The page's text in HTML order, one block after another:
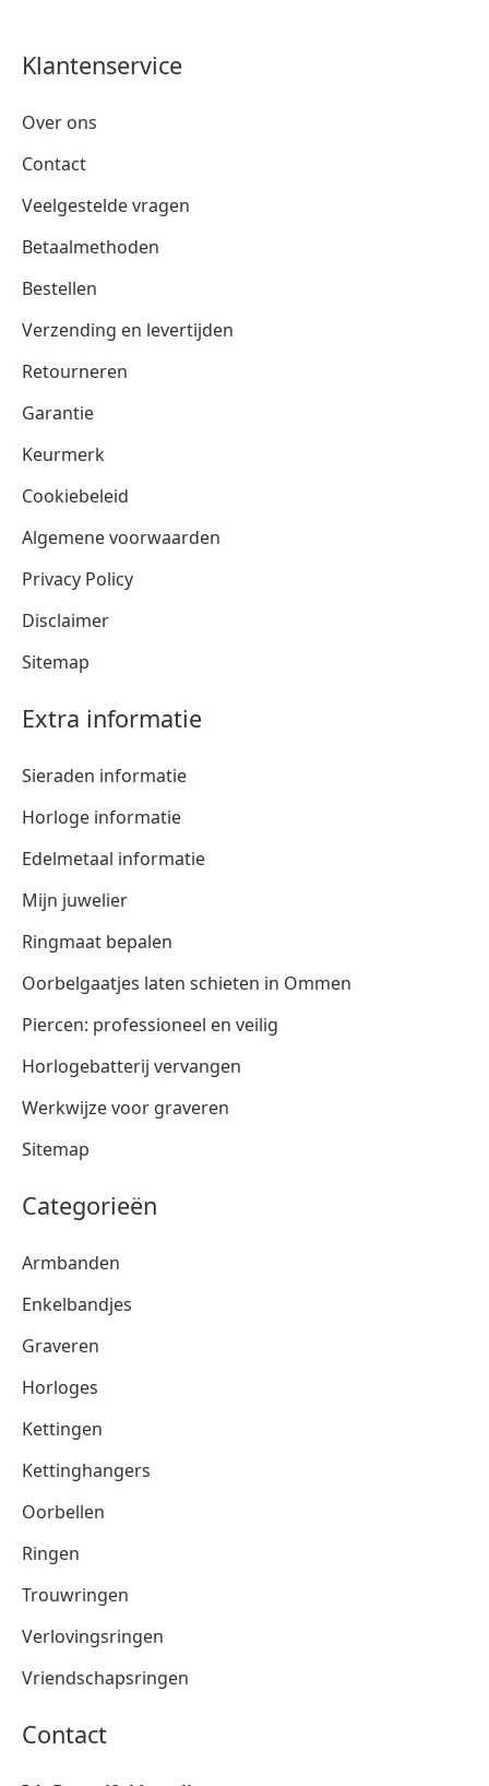
Klantenservice
Over ons
Contact
Veelgestelde vragen
Betaalmethoden
Bestellen
Verzending en levertijden
Retourneren
Garantie
Keurmerk
Cookiebeleid
Algemene voorwaarden
Privacy Policy
Disclaimer
Sitemap
Extra informatie
Sieraden informatie
Horloge informatie
Edelmetaal informatie
Mijn juwelier
Ringmaat bepalen
Oorbelgaatjes laten schieten in Ommen
Piercen: professioneel en veilig
Horlogebatterij vervangen
Werkwijze voor graveren
Sitemap
Categorieën
Armbanden
Enkelbandjes
Graveren
Horloges
Kettingen
Kettinghangers
Oorbellen
Ringen
Trouwringen
Verlovingsringen
Vriendschapsringen
Contact